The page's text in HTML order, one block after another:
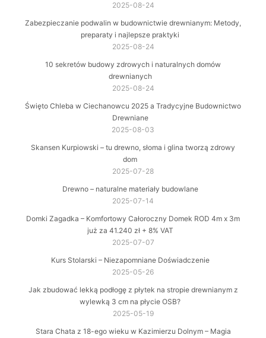
2025-08-24
Zabezpieczanie podwalin w budownictwie drewnianym: Metody,
preparaty i najlepsze praktyki
2025-08-24
10 sekretów budowy zdrowych i naturalnych domów
drewnianych
2025-08-24
Święto Chleba w Ciechanowcu 2025 a Tradycyjne Budownictwo
Drewniane
2025-08-03
Skansen Kurpiowski – tu drewno, słoma i glina tworzą zdrowy
dom
2025-07-28
Drewno – naturalne materiały budowlane
2025-07-14
Domki Zagadka – Komfortowy Całoroczny Domek ROD 4m x 3m
już za 41.240 zł + 8% VAT
2025-07-07
Kurs Stolarski – Niezapomniane Doświadczenie
2025-05-26
Jak zbudować lekką podłogę z płytek na stropie drewnianym z
wylewką 3 cm na płycie OSB?
2025-05-19
Stara Chata z 18-ego wieku w Kazimierzu Dolnym – Magia